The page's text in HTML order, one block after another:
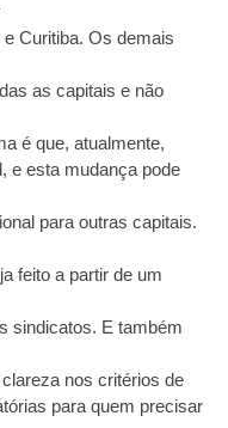
Curitiba. Os demais
as capitais e não
é que, atualmente,
e esta mudança pode
para outras capitais.
feito a partir de um
sindicatos. E também
nos critérios de
para quem precisar